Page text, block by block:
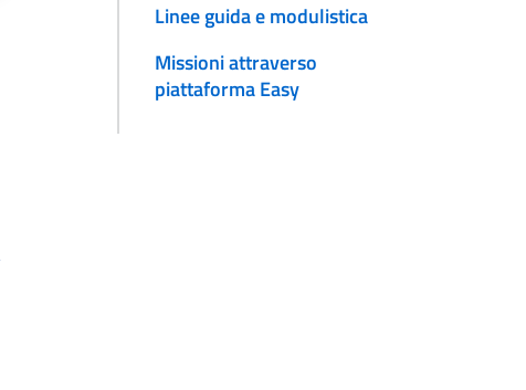
Linee guida e modulistica
Missioni attraverso
piattaforma Easy